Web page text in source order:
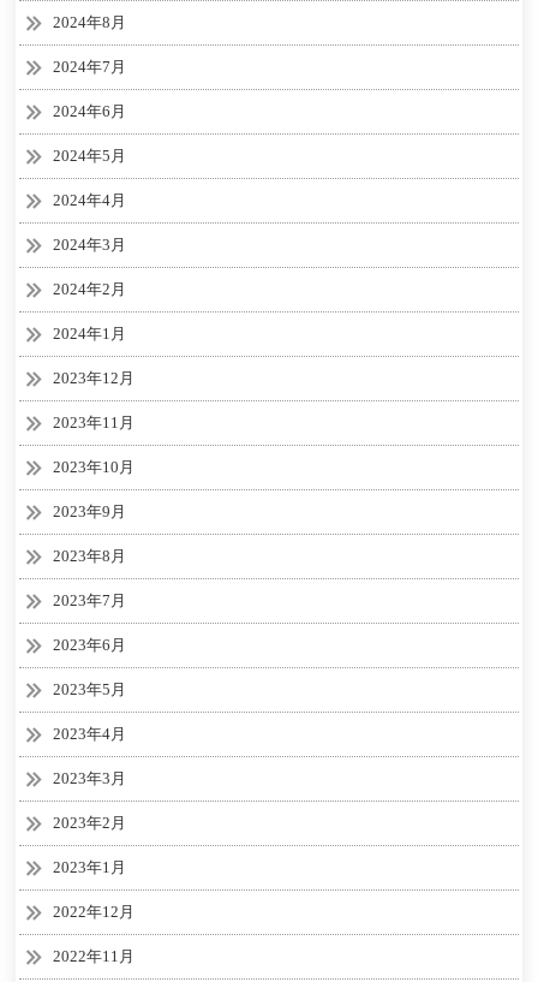
2024年8月
2024年7月
2024年6月
2024年5月
2024年4月
2024年3月
2024年2月
2024年1月
2023年12月
2023年11月
2023年10月
2023年9月
2023年8月
2023年7月
2023年6月
2023年5月
2023年4月
2023年3月
2023年2月
2023年1月
2022年12月
2022年11月